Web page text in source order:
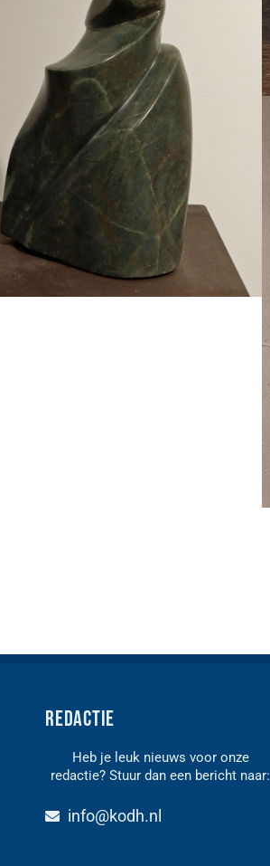
Redactie
Heb je leuk nieuws voor onze
redactie? Stuur dan een bericht naar:
info@kodh.nl